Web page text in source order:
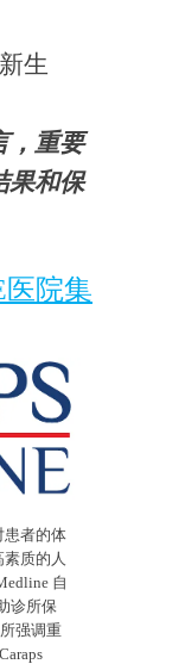
生
，重要
果和保
医院集
患者的体
质的人
自
诊所保
强调重